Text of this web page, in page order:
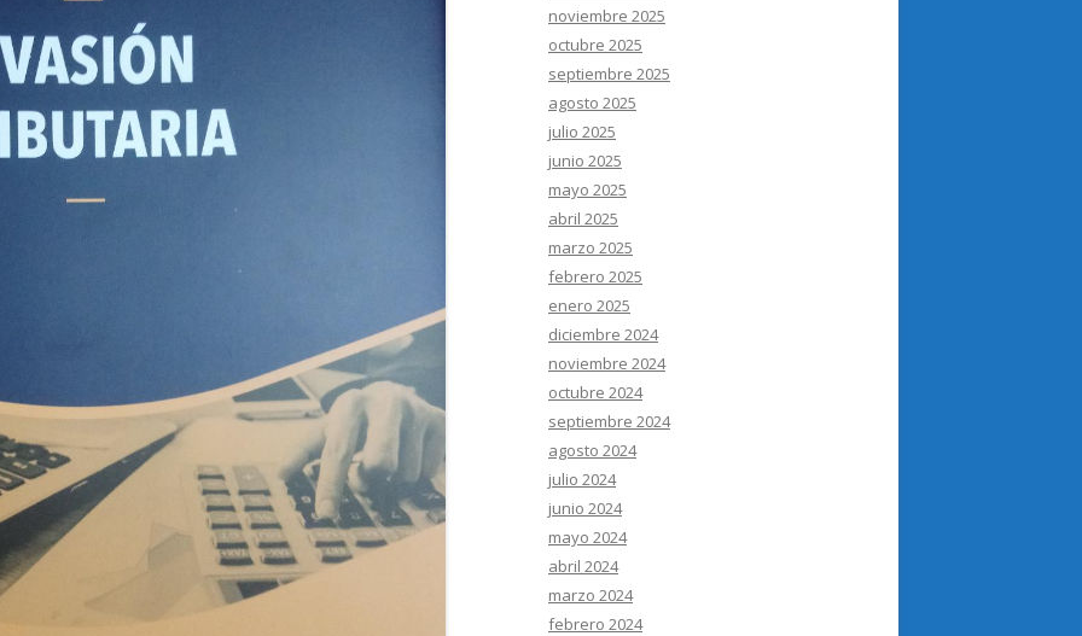
noviembre 2025
octubre 2025
septiembre 2025
agosto 2025
julio 2025
junio 2025
mayo 2025
abril 2025
marzo 2025
febrero 2025
enero 2025
diciembre 2024
noviembre 2024
octubre 2024
septiembre 2024
agosto 2024
julio 2024
junio 2024
mayo 2024
abril 2024
marzo 2024
febrero 2024